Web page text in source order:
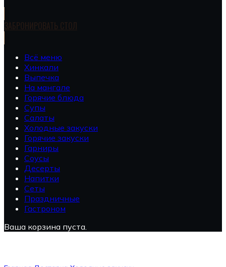
ЗАБРОНИРОВАТЬ СТОЛ
Всё меню
Хинкали
Выпечка
На мангале
Горячие блюда
Супы
Салаты
Холодные закуски
Горячие закуски
Гарниры
Соусы
Десерты
Напитки
Сеты
Праздничные
Гастроном
Ваша корзина пуста.